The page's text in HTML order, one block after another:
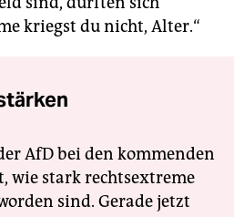
kriegst du nicht, Alter.“
AfD bei den kommenden
wie stark rechtsextreme
sind. Gerade jetzt